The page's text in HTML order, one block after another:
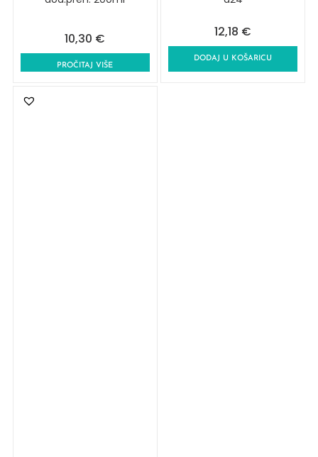
10,30 €
PROČITAJ VIŠE
12,18 €
DODAJ U KOŠARICU